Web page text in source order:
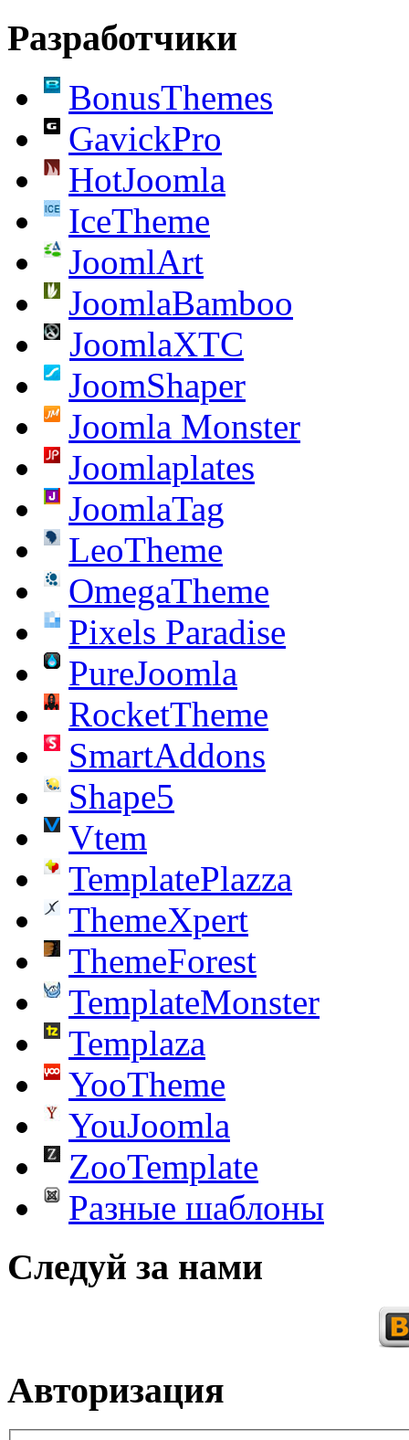
Разработчики
BonusThemes
GavickPro
HotJoomla
IceTheme
JoomlArt
JoomlaBamboo
JoomlaXTC
JoomShaper
Joomla Monster
Joomlaplates
JoomlaTag
LeoTheme
OmegaTheme
Pixels Paradise
PureJoomla
RocketTheme
SmartAddons
Shape5
Vtem
TemplatePlazza
ThemeXpert
ThemeForest
TemplateMonster
Templaza
YooTheme
YouJoomla
ZooTemplate
Разные шаблоны
Следуй за нами
Авторизация